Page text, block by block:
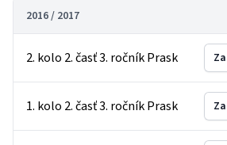
2016 / 2017
2. kolo 2. časť 3. ročník Prask
1. kolo 2. časť 3. ročník Prask